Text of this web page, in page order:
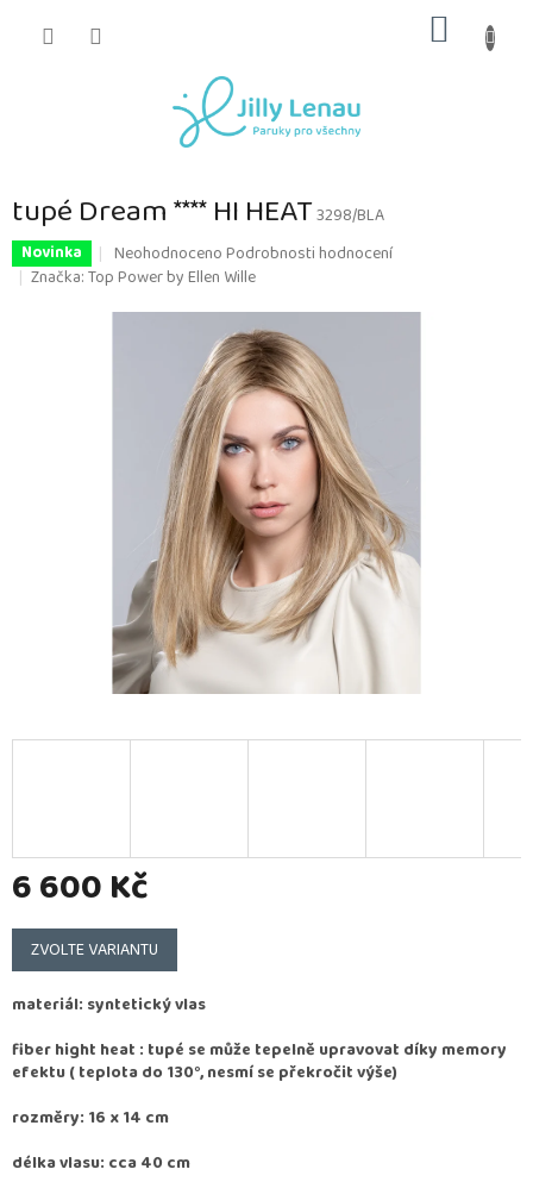
KOŠÍK
tupé Dream **** HI HEAT3298/BLA
Novinka
Průměrné
hodnocení
je
hvězdiček.
NeohodnocenoPodrobnosti hodnocení
Značka:Top Power by Ellen Wille
6 600 Kč
Měrná
cena:
ZVOLTE VARIANTU
materiál: syntetický vlas
fiber hight heat : tupé se může tepelně upravovat díky memory
efektu ( teplota do 130°, nesmí se překročit výše)
rozměry: 16 x 14 cm
délka vlasu: cca 40 cm